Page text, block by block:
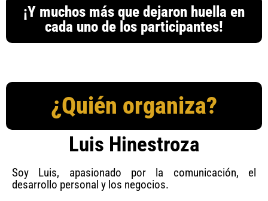
¡Y muchos más que dejaron huella en
cada uno de los participantes!
¿Quién organiza?
Luis Hinestroza
Soy Luis, apasionado por la comunicación, el
desarrollo personal y los negocios.